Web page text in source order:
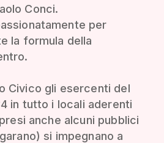
Conci.
per
la formula della
Civico gli esercenti del
in tutto i locali aderenti
anche alcuni pubblici
si impegnano a